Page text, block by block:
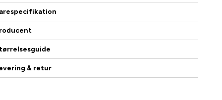
& retur